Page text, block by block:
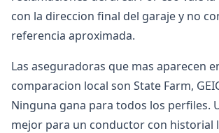
con la direccion final del garaje y no
referencia aproximada.
Las aseguradoras que mas aparecen
comparacion local son State Farm,
Ninguna gana para todos los perfiles.
mejor para un conductor con historial